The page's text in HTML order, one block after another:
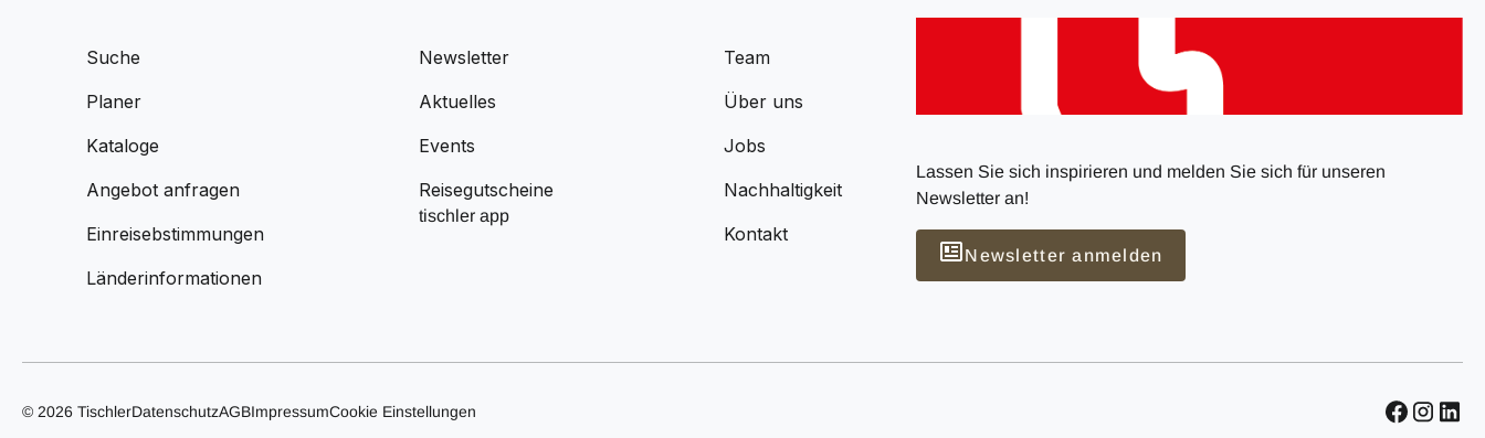
Suche
Planer
Kataloge
Angebot anfragen
Einreisebstimmungen
Länderinformationen
Newsletter
Aktuelles
Events
Reisegutscheine
tischler app
Team
Über uns
Jobs
Nachhaltigkeit
Kontakt
Lassen Sie sich inspirieren und melden Sie sich für unseren
Newsletter an!
Newsletter anmelden
© 2026 TischlerDatenschutzAGBImpressumCookie Einstellungen